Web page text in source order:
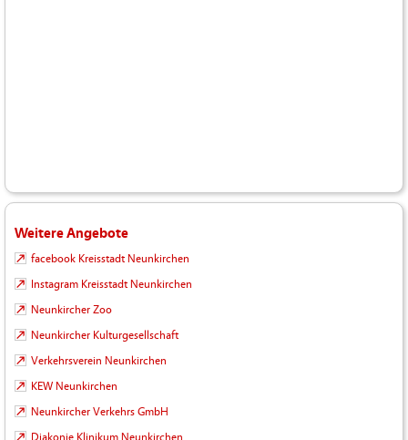
Weitere Angebote
facebook Kreisstadt Neunkirchen
Instagram Kreisstadt Neunkirchen
Neunkircher Zoo
Neunkircher Kulturgesellschaft
Verkehrsverein Neunkirchen
KEW Neunkirchen
Neunkircher Verkehrs GmbH